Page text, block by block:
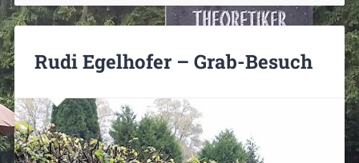
Rudi Egelhofer – Grab-Besuch